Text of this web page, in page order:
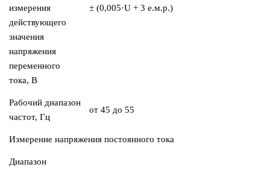
измерения
действующего
значения
напряжения
переменного
тока, В
± (0,005·U + 3 е.м.р.)
Рабочий диапазон
частот, Гц
от 45 до 55
Измерение напряжения постоянного тока
Диапазон